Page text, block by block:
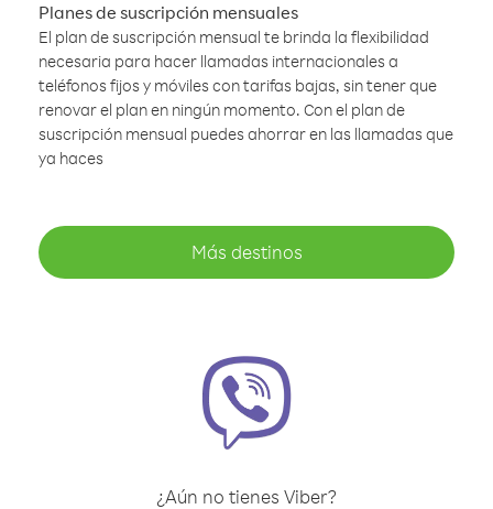
Planes de suscripción mensuales
El plan de suscripción mensual te brinda la flexibilidad
necesaria para hacer llamadas internacionales a
teléfonos fijos y móviles con tarifas bajas, sin tener que
renovar el plan en ningún momento. Con el plan de
suscripción mensual puedes ahorrar en las llamadas que
ya haces
Más destinos
¿Aún no tienes Viber?